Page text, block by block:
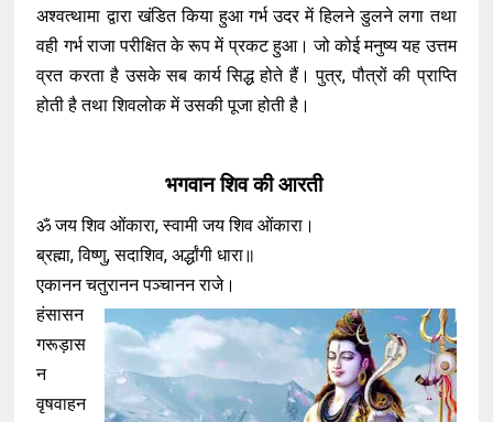
अश्वत्थामा द्वारा खंडित किया हुआ गर्भ उदर में हिलने डुलने लगा तथा
वही गर्भ राजा परीक्षित के रूप में प्रकट हुआ। जो कोई मनुष्य यह उत्तम
व्रत करता है उसके सब कार्य सिद्ध होते हैं। पुत्र, पौत्रों की प्राप्ति
होती है तथा शिवलोक में उसकी पूजा होती है।
भगवान शिव की आरती
ॐ जय शिव ओंकारा, स्वामी जय शिव ओंकारा।
ब्रह्मा, विष्णु, सदाशिव, अर्द्धांगी धारा॥
एकानन चतुरानन पञ्चानन राजे।
हंसासन
गरूड़ास
न
वृषवाहन